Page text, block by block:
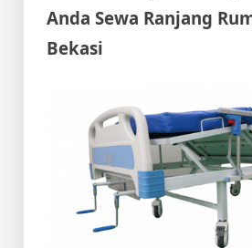
Anda Sewa Ranjang
Bekasi